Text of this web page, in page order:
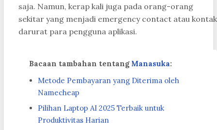
saja. Namun, kerap kali juga pada orang-orang
sekitar yang menjadi emergency contact atau kontak
darurat para pengguna aplikasi.
Bacaan tambahan tentang Manasuka:
Metode Pembayaran yang Diterima oleh
Namecheap
Pilihan Laptop AI 2025 Terbaik untuk
Produktivitas Harian